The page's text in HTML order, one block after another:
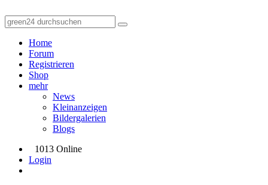
Home
Forum
Registrieren
Shop
mehr
News
Kleinanzeigen
Bildergalerien
Blogs
1013 Online
Login